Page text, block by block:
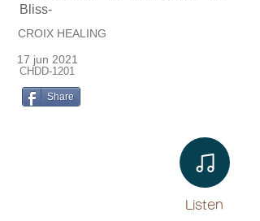
Bliss-
CROIX HEALING
17 jun 2021
CHDD-1201
Share
Listen​